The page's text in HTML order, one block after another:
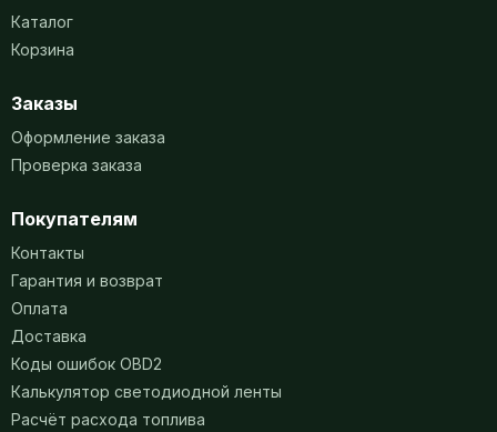
Каталог
Корзина
Заказы
Оформление заказа
Проверка заказа
Покупателям
Контакты
Гарантия и возврат
Оплата
Доставка
Коды ошибок OBD2
Калькулятор светодиодной ленты
Расчёт расхода топлива